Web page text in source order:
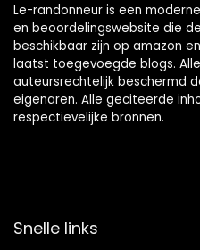
Le-randonneur is een
en beoordelingswebsite die
beschikbaar zijn op amazon
laatst toegevoegde blogs.
auteursrechtelijk beschermd
eigenaren. Alle geciteerde
respectievelijke bronnen.
Snelle links